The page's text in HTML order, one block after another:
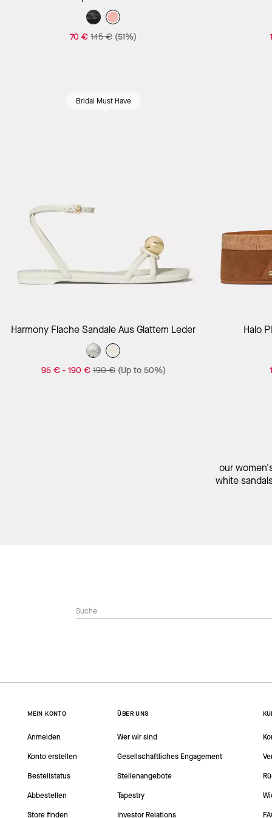
70 € 145 € (51%)
Bridal Must Have
In Den Warenkorb
Harmony Flache Sandale Aus Glattem Leder
95 €- 190 € 190 € (Up to 50%)
Halo
our
white
MEIN KONTO
Anmelden
Konto erstellen
Bestellstatus
Abbestellen
Store finden
ÜBER UNS
Wer wir sind
Gesellschaftliches Engagement
Stellenangebote
Tapestry
Investor Relations